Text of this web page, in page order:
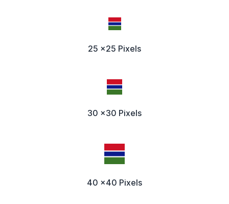
25 x25 Pixels
30 x30 Pixels
40 x40 Pixels